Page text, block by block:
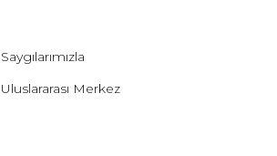
Saygılarımızla
Uluslararası Merkez